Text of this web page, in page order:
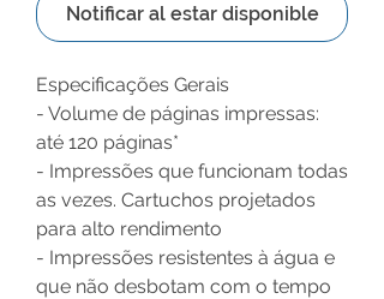
Notificar al estar disponible
Especificações Gerais
- Volume de páginas impressas:
até 120 páginas*
- Impressões que funcionam todas
as vezes. Cartuchos projetados
para alto rendimento
- Impressões resistentes à água e
que não desbotam com o tempo